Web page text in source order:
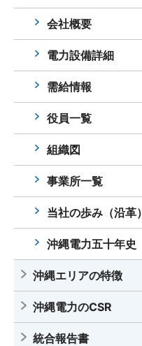
会社概要
電力設備詳細
需給情報
役員一覧
組織図
事業所一覧
当社の歩み（沿革）
沖縄電力五十年史
沖縄エリアの特徴
沖縄電力のCSR
統合報告書